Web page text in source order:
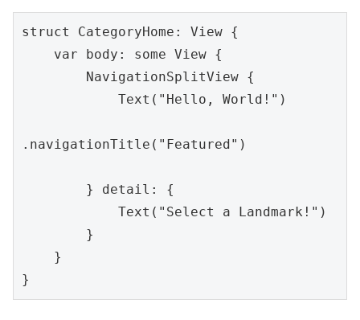
struct CategoryHome: View {
.navigationTitle("Featured")
}